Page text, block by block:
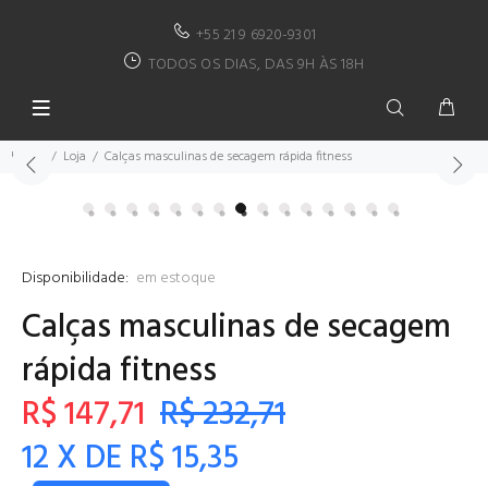
+55 21 9 6920-9301
TODOS OS DIAS, DAS 9H ÀS 18H
Home Loja Calças masculinas de secagem rápida fitness
Disponibilidade: em estoque
Calças masculinas de secagem
rápida fitness
R$ 147,71 R$ 232,71
12 X DE R$ 15,35